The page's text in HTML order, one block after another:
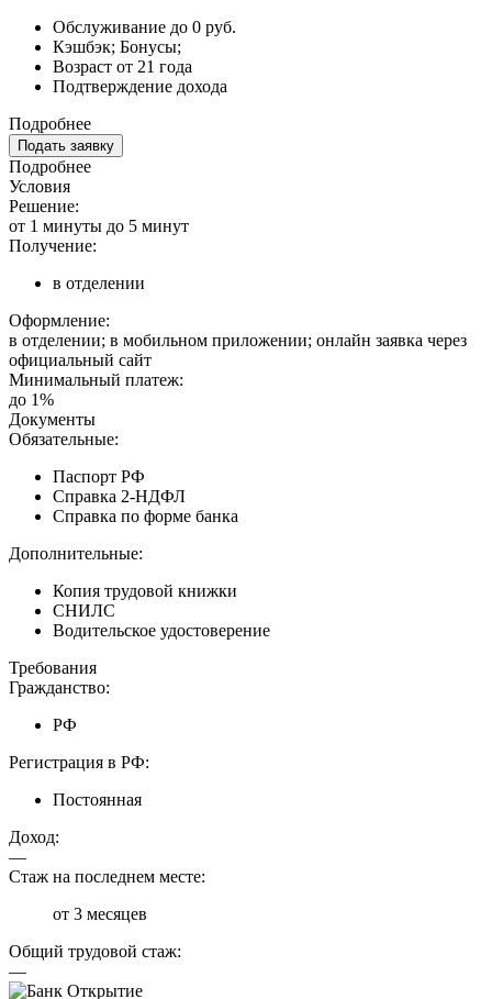
Обслуживание до 0 руб.
Кэшбэк; Бонусы;
Возраст от 21 года
Подтверждение дохода
Подробнее
Подать заявку
Подробнее
Условия
Решение:
от 1 минуты до 5 минут
Получение:
в отделении
Оформление:
в отделении; в мобильном приложении; онлайн заявка через
официальный сайт
Минимальный платеж:
до 1%
Документы
Обязательные:
Паспорт РФ
Справка 2-НДФЛ
Справка по форме банка
Дополнительные:
Копия трудовой книжки
СНИЛС
Водительское удостоверение
Требования
Гражданство:
РФ
Регистрация в РФ:
Постоянная
Доход:
—
Стаж на последнем месте:
от 3 месяцев
Общий трудовой стаж:
—